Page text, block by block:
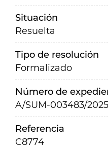
Situación
Resuelta
Tipo de resolución
Formalizado
Número de
A/SUM-003483/2025
Referencia
C8774